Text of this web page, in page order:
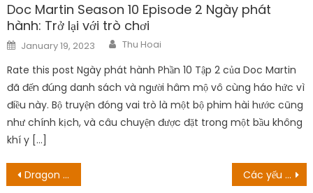
Doc Martin Season 10 Episode 2 Ngày phát
hành: Trở lại với trò chơi
Posted
on
January 19, 2023 Author
Thu Hoai
Rate this post Ngày phát hành Phần 10 Tập 2 của Doc Martin
đã đến đúng danh sách và người hâm mộ vô cùng háo hức vì
điều này. Bộ truyện đóng vai trò là một bộ phim hài hước cũng
như chính kịch, và câu chuyện được đặt trong một bầu không
khí y […]
Post
Dragon Quest: The Adventure Of Dai Tập 90 Ngày phát hành: Hướng tới kết thúc của trận chiến Các yếu tố của một anime Harem – Kodoani – Kênh thông tin anime – manga